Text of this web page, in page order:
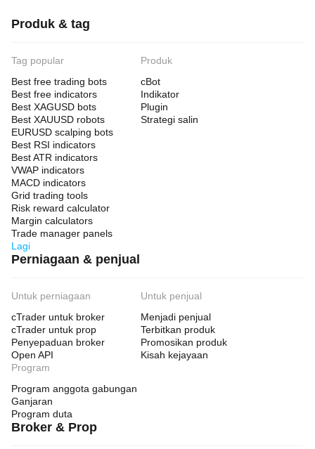
Produk & tag
Tag popular
Best free trading bots
Best free indicators
Best XAGUSD bots
Best XAUUSD robots
EURUSD scalping bots
Best RSI indicators
Best ATR indicators
VWAP indicators
MACD indicators
Grid trading tools
Risk reward calculator
Margin calculators
Trade manager panels
Lagi
Produk
cBot
Indikator
Plugin
Strategi salin
Perniagaan & penjual
Untuk perniagaan
cTrader untuk broker
cTrader untuk prop
Penyepaduan broker
Open API
Untuk penjual
Menjadi penjual
Terbitkan produk
Promosikan produk
Kisah kejayaan
Program
Program anggota gabungan
Ganjaran
Program duta
Broker & Prop